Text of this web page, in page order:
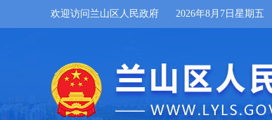
欢迎访问兰山区人民政府 2026年8月7日星期五